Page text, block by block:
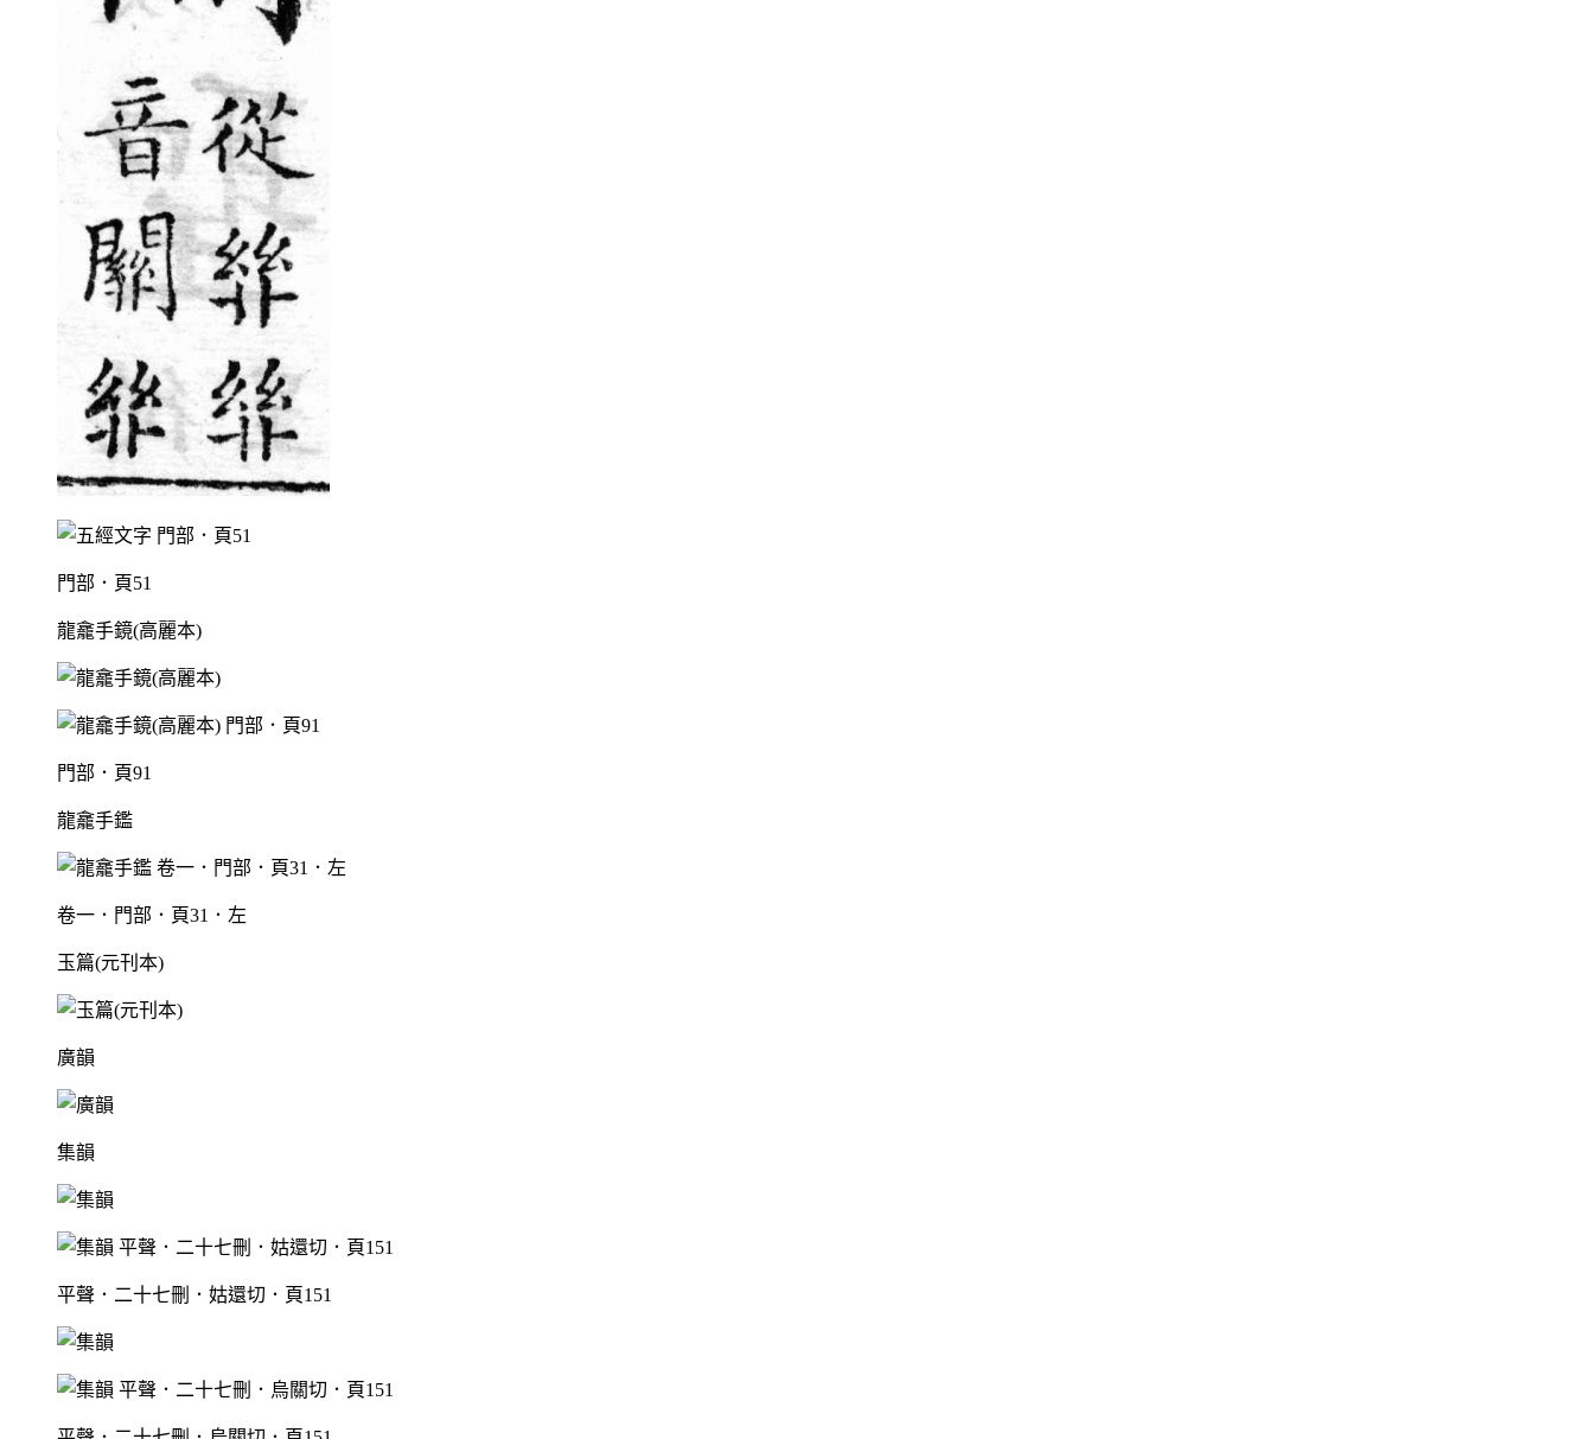
門部．頁51
龍龕手鏡(高麗本)
門部．頁91
龍龕手鑑
卷一．門部．頁31．左
玉篇(元刊本)
廣韻
集韻
平聲．二十七刪．姑還切．頁151